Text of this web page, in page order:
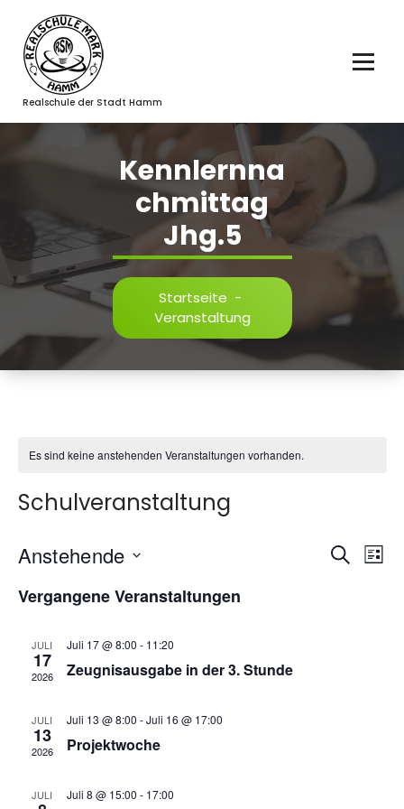
Inhalt
springen
Realschule der Stadt Hamm
Kennlernna
chmittag
Jhg.5
Startseite -
Veranstaltung
Es sind keine anstehenden Veranstaltungen vorhanden.
Schulveranstaltung
V
SucheV
Liste
Anstehende
wählen.
Vergangene Veranstaltungen
JULI
17
2026
Juli 17 @ 8:00 - 11:20
Zeugnisausgabe in der 3. Stunde
JULI
13
2026
Juli 13 @ 8:00 -Juli 16 @ 17:00
Projektwoche
JULI Juli 8 @ 15:00 - 17:00